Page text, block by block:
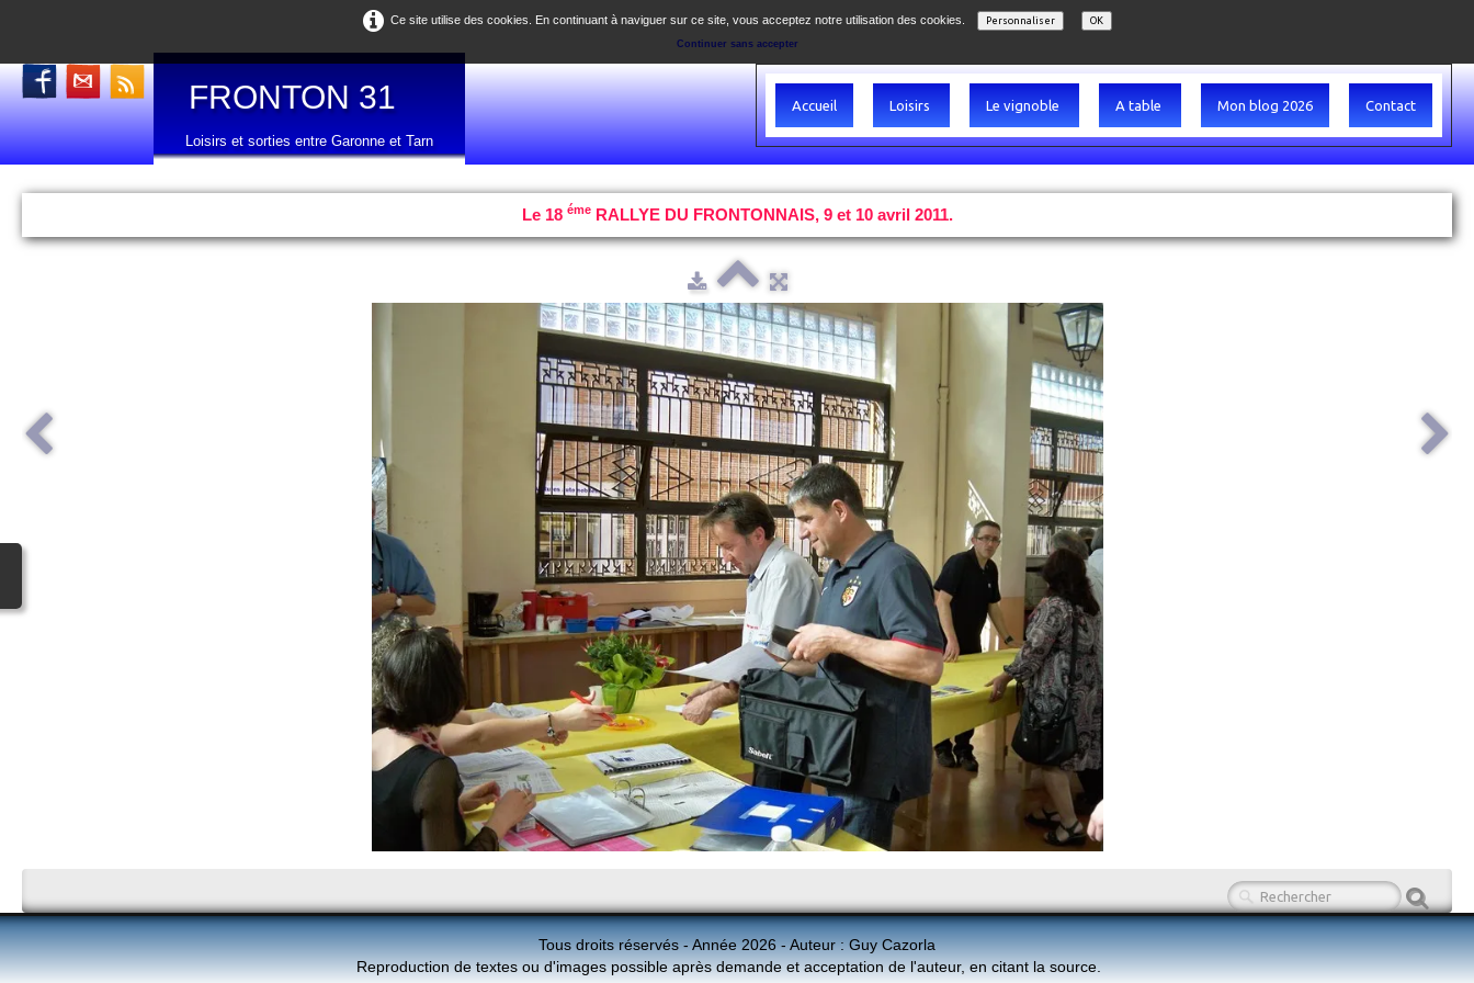
Ce site utilise des cookies. En continuant à naviguer sur ce site, vous acceptez notre utilisation des cookies. Personnaliser OK
Continuer sans accepter
FRONTON 31
Loisirs et sorties entre Garonne et Tarn
Accueil Loisirs Le vignoble A table Mon blog 2026 Contact
Le 18 émeRALLYE DU FRONTONNAIS, 9 et 10 avril 2011.
Tous droits réservés - Année 2026 - Auteur : Guy Cazorla
Reproduction de textes ou d'images possible après demande et acceptation de l'auteur, en citant la source.